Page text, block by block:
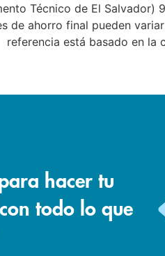
Técnico de El Salvador)
de ahorro final pueden
referencia está basado en la
hacer tu
todo lo que